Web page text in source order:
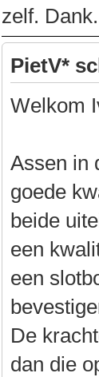
zelf. Dank.
PietV*
Welkom
Assen in
goede
beide
een
een
De
dan die